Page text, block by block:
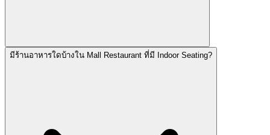
มีร้านอาหารใดบ้างใน Mall Restaurant ที่มี Indoor Seating?